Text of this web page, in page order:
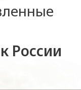
России